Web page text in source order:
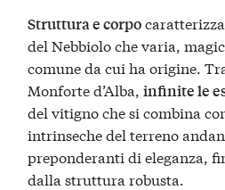
Struttura e corpo
del Nebbiolo che varia,
comune da cui ha origine.
Monforte d’Alba,infinite le
del vitigno che si combina
intrinseche del terreno
preponderanti di eleganza,
dalla struttura robusta.